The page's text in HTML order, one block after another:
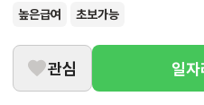
높은급여 초보가능
관심 일